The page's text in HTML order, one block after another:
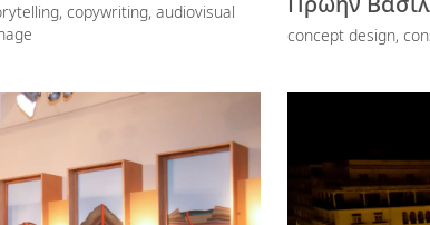
copywriting, audiovisual
Πρώην
concept design,